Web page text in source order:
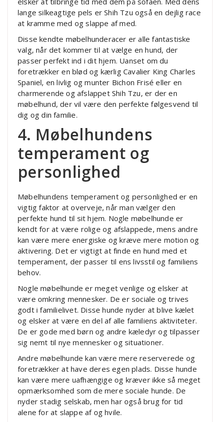
lange silkeagtige pels er Shih Tzu også en dejlig race
at kramme med og slappe af med.
Disse kendte møbelhunderacer er alle fantastiske
valg, når det kommer til at vælge en hund, der
passer perfekt ind i dit hjem. Uanset om du
foretrækker en blød og kærlig Cavalier King Charles
Spaniel, en livlig og munter Bichon Frisé eller en
charmerende og afslappet Shih Tzu, er der en
møbelhund, der vil være den perfekte følgesvend til
dig og din familie.
4. Møbelhundens
temperament og
personlighed
Møbelhundens temperament og personlighed er en
vigtig faktor at overveje, når man vælger den
perfekte hund til sit hjem. Nogle møbelhunde er
kendt for at være rolige og afslappede, mens andre
kan være mere energiske og kræve mere motion og
aktivering. Det er vigtigt at finde en hund med et
temperament, der passer til ens livsstil og familiens
behov.
Nogle møbelhunde er meget venlige og elsker at
være omkring mennesker. De er sociale og trives
godt i familielivet. Disse hunde nyder at blive kælet
og elsker at være en del af alle familiens aktiviteter.
De er gode med børn og andre kæledyr og tilpasser
sig nemt til nye mennesker og situationer.
Andre møbelhunde kan være mere reserverede og
foretrækker at have deres egen plads. Disse hunde
kan være mere uafhængige og kræver ikke så meget
opmærksomhed som de mere sociale hunde. De
nyder stadig selskab, men har også brug for tid
alene for at slappe af og hvile.